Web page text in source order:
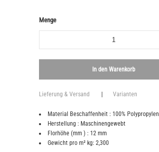
Menge
Lieferung & Versand Varianten
Material Beschaffenheit : 100% Polypropylen
Herstellung : Maschinengewebt
Florhöhe (mm ) : 12 mm
Gewicht pro m² kg: 2,300